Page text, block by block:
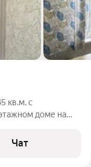
кв.м. с
доме на
Чат